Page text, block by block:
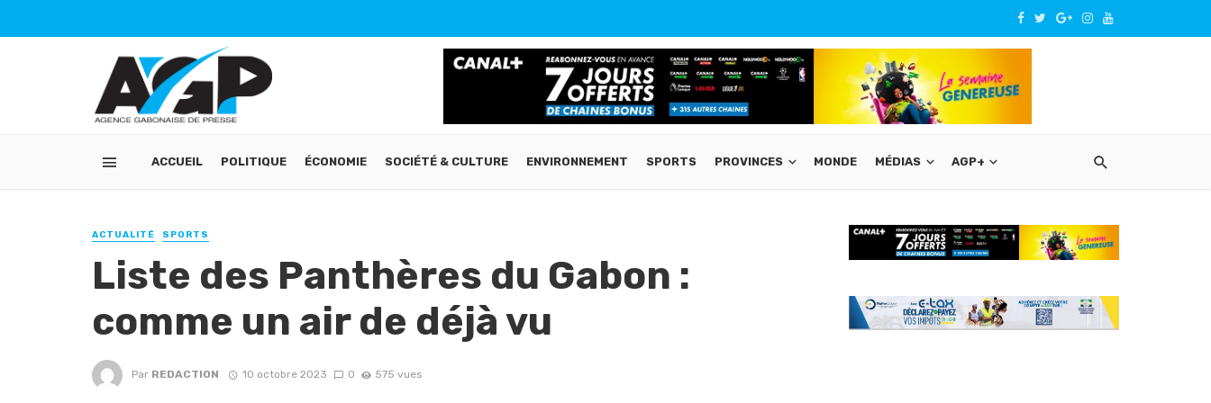
ACCUEIL POLITIQUE ÉCONOMIE SOCIÉTÉ & CULTURE ENVIRONNEMENT SPORTS PROVINCES MONDE MÉDIAS AGP+
ACTUALITÉ SPORTS
Liste des Panthères du Gabon :
comme un air de déjà vu
Par REDACTION 10 octobre 2023 0 575 vues